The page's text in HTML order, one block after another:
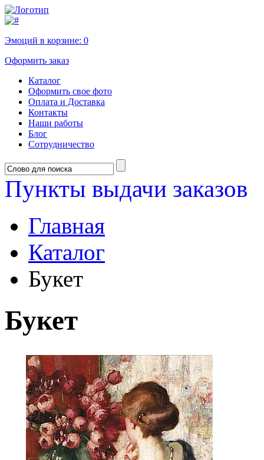
Эмоций в корзине: 0
Оформить заказ
Каталог
Оформить свое фото
Оплата и Доставка
Контакты
Наши работы
Блог
Сотрудничество
Пункты выдачи заказов
Главная
Каталог
Букет
Букет